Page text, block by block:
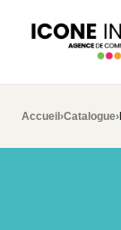
Accueil ›Catalogue›